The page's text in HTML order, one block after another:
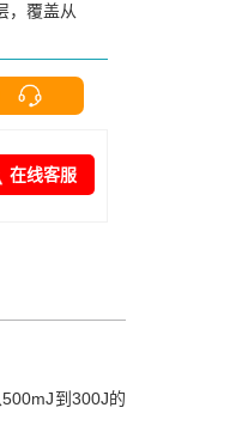
，覆盖从
在线客服
到300J的